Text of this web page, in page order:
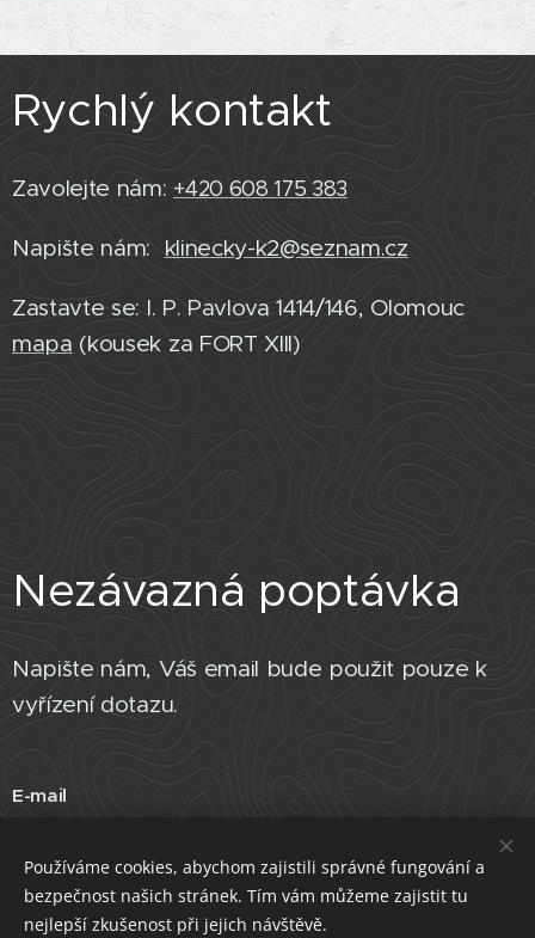
Rychlý kontakt
Zavolejte nám:+420 608 175 383
Napište nám: klinecky-k2@seznam.cz
Zastavte se: I. P. Pavlova 1414/146, Olomouc
mapa (kousek za FORT XIII)
Nezávazná poptávka
Napište nám, Váš email bude použit pouze k
vyřízení dotazu.
E-mail
Odeslat
Používáme cookies, abychom zajistili správné fungování a
bezpečnost našich stránek. Tím vám můžeme zajistit tu
nejlepší zkušenost při jejich návštěvě.